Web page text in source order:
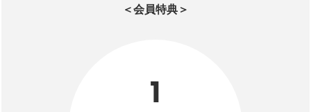
＜会員特典＞
1